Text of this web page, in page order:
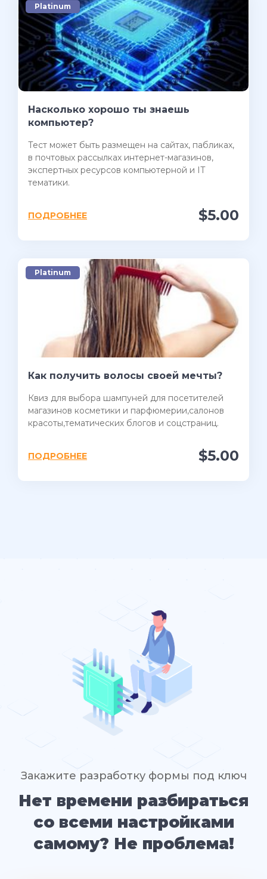
Platinum
Насколько хорошо ты знаешь
компьютер?
Тест может быть размещен на сайтах, пабликах,
в почтовых рассылках интернет-магазинов,
экспертных ресурсов компьютерной и IT
тематики.
$5.00
ПОДРОБНЕЕ
Platinum
Как получить волосы своей мечты?
Квиз для выбора шампуней для посетителей
магазинов косметики и парфюмерии,салонов
красоты,тематических блогов и соцстраниц.
$5.00
ПОДРОБНЕЕ
Закажите разработку формы под ключ
Нет времени разбираться
со всеми настройками
самому? Не проблема!